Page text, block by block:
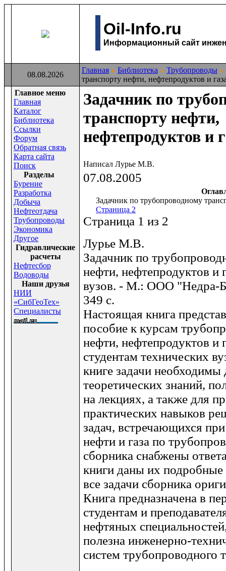
Oil-Info.ru
Информационный сайт
08.08.2026
Главная Библиотека Трубопроводы
транспорту нефти, нефтепродуктов и
Главное меню
Главная
Каталог
Библиотека
Ссылки
Форум
Обратная связь
Карта сайта
Поиск
Раздeлы
Бурение
Разработка
Добыча
Нефтеотдача
Трубопроводы
Экономика
Другое
Гидравлические
расчеты
Нефтесбор
Водоводы
Наши друзья
НИИ
«СибГеоТех»
Специалисты
Задачник по
транспорту нефти,
нефтепродуктов и
Написал Лурье М.В.
07.08.2005
Задачник по трубопроводному
Страница 2
Страница 1 из 2
Лурье М.В.
Задачник по
нефти, нефтепродуктов и
вузов. - М.: ООО "Недра-
349 с.
Настоящая книга
пособие к курсам
нефти, нефтепродуктов и
студентам технических
книге задачи необходимы
теоретических знаний,
на лекциях, а также для
практических навыков
задач, встречающихся
нефти и газа по
сборника снабжены
книги даны их
все задачи сборника
Книга предназначена в
студентам и
нефтяных
полезна инженерно-
систем трубопроводного